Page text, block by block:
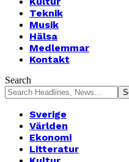
Teknik
Musik
Hälsa
Medlemmar
Kontakt
Search
Sverige
Världen
Ekonomi
Litteratur